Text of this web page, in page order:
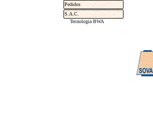
Pedidos
S.A.C.
Tecnologia BWA